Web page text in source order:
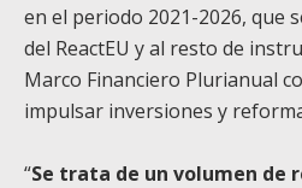
en el periodo 2021-2026, que
del ReactEU y al resto de
Marco Financiero Plurianual
impulsar inversiones y
“Se trata de un volumen de